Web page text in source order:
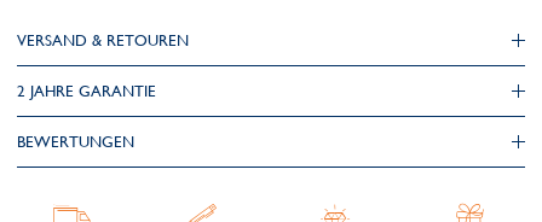
VERSAND & RETOUREN
2 JAHRE GARANTIE
BEWERTUNGEN